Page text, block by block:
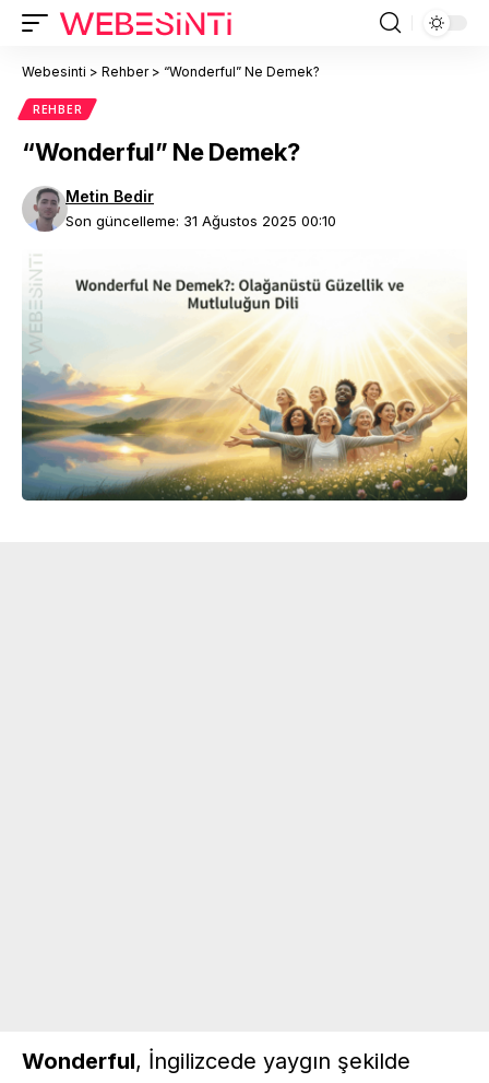
Webesinti > Rehber> “Wonderful” Ne Demek?
REHBER
“Wonderful” Ne Demek?
Son güncelleme: 31 Ağustos 2025 00:10
Metin Bedir
Wonderful, İngilizcede yaygın şekilde